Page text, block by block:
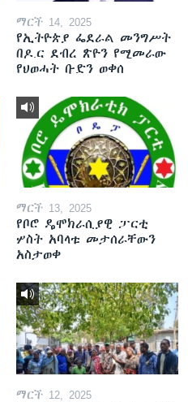
ማርች 14, 2025
የኢትዮጵያ ፌደራል መንግሥት
በዶ.ር ደብረ ጽዮን የሚመራው
የህወሓት ቡድን ወቀሰ
ማርች 13, 2025
የቦሮ ዴሞክራሲያዊ ፓርቲ
ሦስት አባላቱ መታሰራቸውን
አስታወቀ
ማርች 12, 2025